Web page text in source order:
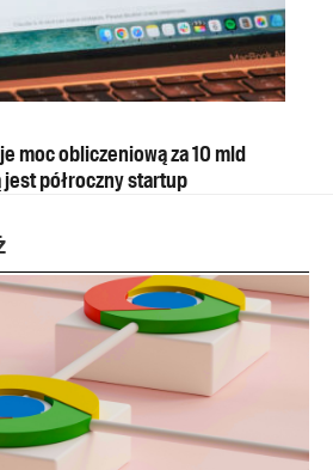
moc obliczeniową za 10 mld
półroczny startup